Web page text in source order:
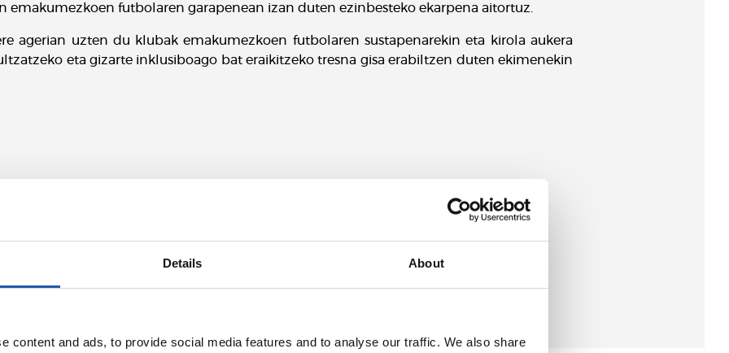
Details About
content and ads, to provide social media features and to analyse our traffic. We also share
emakumezkoen futbolaren garapenean izan duten ezinbesteko ekarpena aitortuz.
agerian uzten du klubak emakumezkoen futbolaren sustapenarekin eta kirola aukera
eta gizarte inklusiboago bat eraikitzeko tresna gisa erabiltzen duten ekimenekin